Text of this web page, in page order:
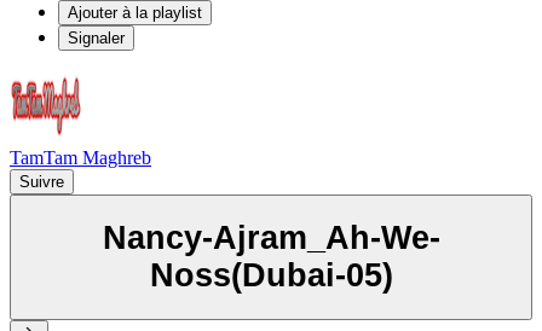
Ajouter à la playlist
Signaler
TamTam Maghreb
Suivre
Nancy-Ajram_Ah-We-
Noss(Dubai-05)